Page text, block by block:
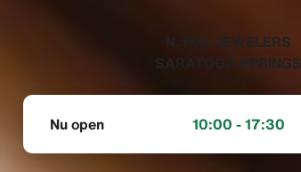
‭N. FOX JEWELERS
SARATOGA SPRINGS‬
Nu open 10:00 - 17:30